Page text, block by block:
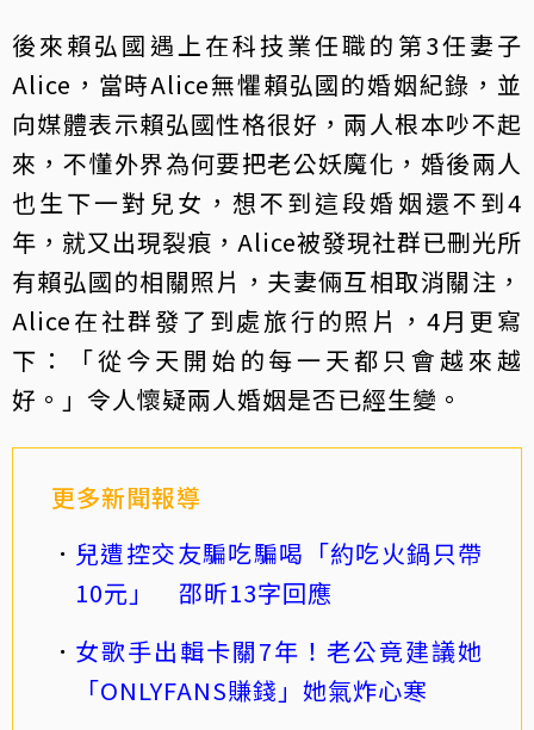
後來賴弘國遇上在科技業任職的第3任妻子
Alice，當時Alice無懼賴弘國的婚姻紀錄，並
向媒體表示賴弘國性格很好，兩人根本吵不起
來，不懂外界為何要把老公妖魔化，婚後兩人
也生下一對兒女，想不到這段婚姻還不到4
年，就又出現裂痕，Alice被發現社群已刪光所
有賴弘國的相關照片，夫妻倆互相取消關注，
Alice在社群發了到處旅行的照片，4月更寫
下：「從今天開始的每一天都只會越來越
好。」令人懷疑兩人婚姻是否已經生變。
更多新聞報導
兒遭控交友騙吃騙喝「約吃火鍋只帶
10元」 邵昕13字回應
女歌手出輯卡關7年！老公竟建議她
「ONLYFANS賺錢」她氣炸心寒